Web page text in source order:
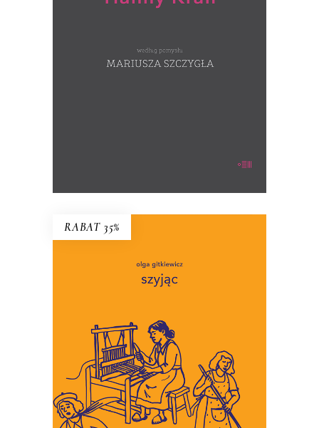
(ręcznie numerowane egzemplarze –
RABAT 35%
To miniaturowe eseje o
codzienności, w której wymagamy
coraz więcej troski, i w której
martwić się jest łatwiej niż
troszczyć.
53.00zł 34.45 zł